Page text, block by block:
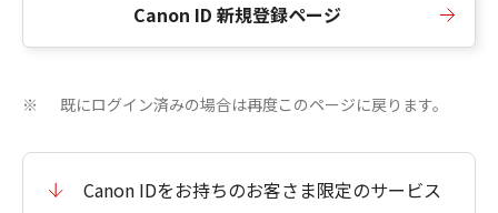
Canon ID 新規登録ページ
※ 既にログイン済みの場合は再度このページに戻ります。
Canon IDをお持ちのお客さま限定のサービス